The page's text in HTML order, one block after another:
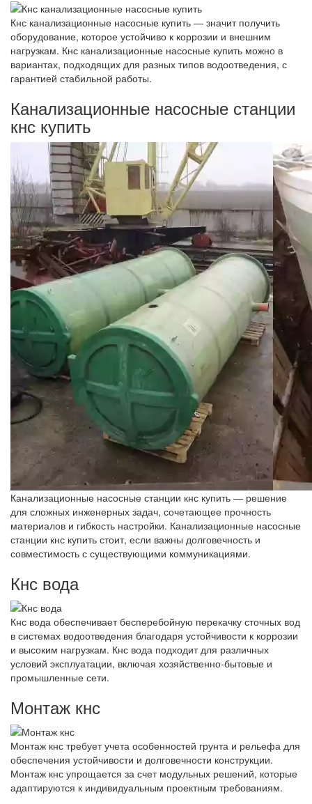
Кнс канализационные насосные купить — значит получить
оборудование, которое устойчиво к коррозии и внешним
нагрузкам. Кнс канализационные насосные купить можно в
вариантах, подходящих для разных типов водоотведения, с
гарантией стабильной работы.
Канализационные насосные станции
кнс купить
Канализационные насосные станции кнс купить — решение
для сложных инженерных задач, сочетающее прочность
материалов и гибкость настройки. Канализационные насосные
станции кнс купить стоит, если важны долговечность и
совместимость с существующими коммуникациями.
Кнс вода
Кнс вода обеспечивает бесперебойную перекачку сточных вод
в системах водоотведения благодаря устойчивости к коррозии
и высоким нагрузкам. Кнс вода подходит для различных
условий эксплуатации, включая хозяйственно-бытовые и
промышленные сети.
Монтаж кнс
Монтаж кнс требует учета особенностей грунта и рельефа для
обеспечения устойчивости и долговечности конструкции.
Монтаж кнс упрощается за счет модульных решений, которые
адаптируются к индивидуальным проектным требованиям.